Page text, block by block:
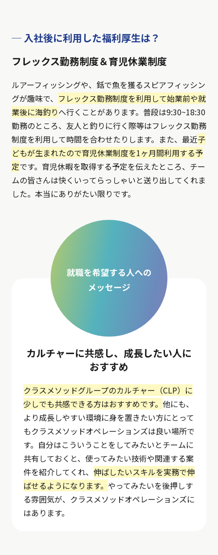
─ 入社後に利用した福利厚生は？
フレックス勤務制度＆育児休業制度
ルアーフィッシングや、銛で魚を獲るスピアフィッシン
グが趣味で、 フレックス勤務制度を利用して始業前や就
業後に海釣りへ行くことがあります。普段は9:30~18:30
勤務のところ、友人と釣りに行く際等はフレックス勤務
制度を利用して時間を合わせたりします。また、最近子
どもが生まれたので育児休業制度を1ヶ月間利用する予
定です。育児休暇を取得する予定を伝えたところ、チー
ムの皆さんは快くいってらっしゃいと送り出してくれま
した。本当にありがたい限りです。
カルチャーに共感し、成長したい人に
おすすめ
クラスメソッドグループのカルチャー（CLP）に
少しでも共感できる方はおすすめです。 他にも、
より成長しやすい環境に身を置きたい方にとって
もクラスメソッドオペレーションズは良い場所で
す。自分はこういうことをしてみたいとチームに
共有しておくと、使ってみたい技術や関連する案
件を紹介してくれ、 伸ばしたいスキルを実務で伸
ばせるようになります。 やってみたいを後押しす
る雰囲気が、クラスメソッドオペレーションズに
はあります。